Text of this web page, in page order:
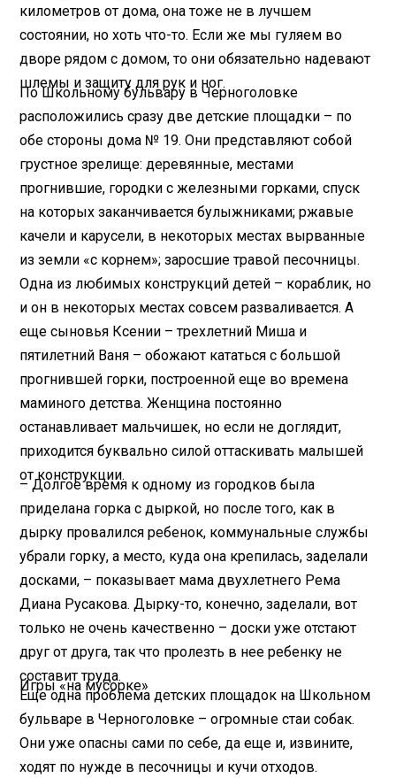
километров от дома, она тоже не в лучшем
состоянии, но хоть что-то. Если же мы гуляем во
дворе рядом с домом, то они обязательно надевают
шлемы и защиту для рук и ног.
По Школьному бульвару в Черноголовке
расположились сразу две детские площадки – по
обе стороны дома № 19. Они представляют собой
грустное зрелище: деревянные, местами
прогнившие, городки с железными горками, спуск
на которых заканчивается булыжниками; ржавые
качели и карусели, в некоторых местах вырванные
из земли «с корнем»; заросшие травой песочницы.
Одна из любимых конструкций детей – кораблик, но
и он в некоторых местах совсем разваливается. А
еще сыновья Ксении – трехлетний Миша и
пятилетний Ваня – обожают кататься с большой
прогнившей горки, построенной еще во времена
маминого детства. Женщина постоянно
останавливает мальчишек, но если не доглядит,
приходится буквально силой оттаскивать малышей
от конструкции.
– Долгое время к одному из городков была
приделана горка с дыркой, но после того, как в
дырку провалился ребенок, коммунальные службы
убрали горку, а место, куда она крепилась, заделали
досками, – показывает мама двухлетнего Рема
Диана Русакова. Дырку-то, конечно, заделали, вот
только не очень качественно – доски уже отстают
друг от друга, так что пролезть в нее ребенку не
составит труда.
Игры «на мусорке»
Еще одна проблема детских площадок на Школьном
бульваре в Черноголовке – огромные стаи собак.
Они уже опасны сами по себе, да еще и, извините,
ходят по нужде в песочницы и кучи отходов.